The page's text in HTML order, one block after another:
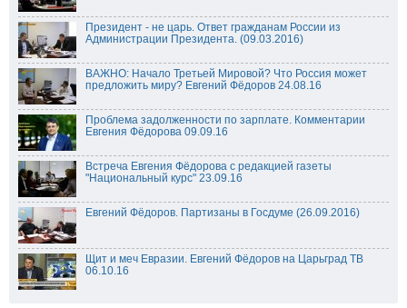
Президент - не царь. Ответ гражданам России из
Администрации Президента. (09.03.2016)
ВАЖНО: Начало Третьей Мировой? Что Россия может
предложить миру? Евгений Фёдоров 24.08.16
Проблема задолженности по зарплате. Комментарии
Евгения Фёдорова 09.09.16
Встреча Евгения Фёдорова с редакцией газеты
"Национальный курс" 23.09.16
Евгений Фёдоров. Партизаны в Госдуме (26.09.2016)
Щит и меч Евразии. Евгений Фёдоров на Царьград ТВ
06.10.16